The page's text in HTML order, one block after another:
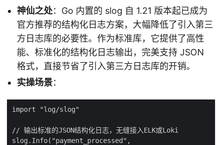
神仙之处：Go 内置的 slog 自 1.21 版本起已成为
官方推荐的结构化日志方案，大幅降低了引入第三
方日志库的必要性。作为标准库，它提供了高性
能、标准化的结构化日志输出，完美支持 JSON
格式，直接节省了引入第三方日志库的开销。
实操场景：